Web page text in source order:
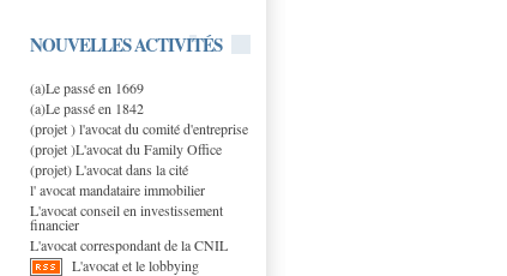
NOUVELLES ACTIVITÉS
(a)Le passé en 1669
(a)Le passé en 1842
(projet ) l'avocat du comité d'entreprise
(projet )L'avocat du Family Office
(projet) L'avocat dans la cité
l' avocat mandataire immobilier
L'avocat conseil en investissement
financier
L'avocat correspondant de la CNIL
L'avocat et le lobbying